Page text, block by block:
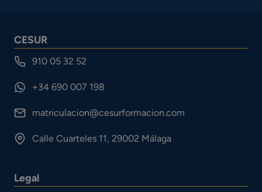
CESUR
910 05 32 52
+34 690 007 198
matriculacion@cesurformacion.com
Calle Cuarteles 11, 29002 Málaga
Legal